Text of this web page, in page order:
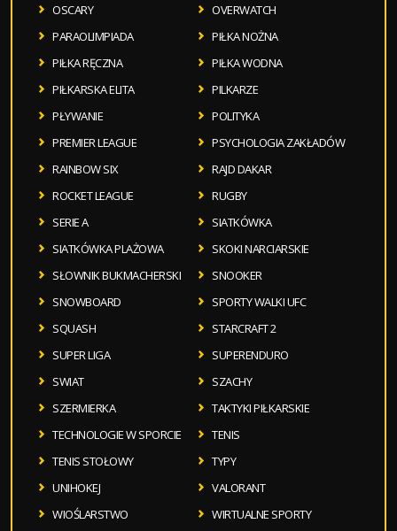
OSCARY
OVERWATCH
PARAOLIMPIADA
PIŁKA NOŻNA
PIŁKA RĘCZNA
PIŁKA WODNA
PIŁKARSKA ELITA
PILKARZE
PŁYWANIE
POLITYKA
PREMIER LEAGUE
PSYCHOLOGIA ZAKŁADÓW
RAINBOW SIX
RAJD DAKAR
ROCKET LEAGUE
RUGBY
SERIE A
SIATKÓWKA
SIATKÓWKA PLAŻOWA
SKOKI NARCIARSKIE
SŁOWNIK BUKMACHERSKI
SNOOKER
SNOWBOARD
SPORTY WALKI UFC
SQUASH
STARCRAFT 2
SUPER LIGA
SUPERENDURO
SWIAT
SZACHY
SZERMIERKA
TAKTYKI PIŁKARSKIE
TECHNOLOGIE W SPORCIE
TENIS
TENIS STOŁOWY
TYPY
UNIHOKEJ
VALORANT
WIOŚLARSTWO
WIRTUALNE SPORTY